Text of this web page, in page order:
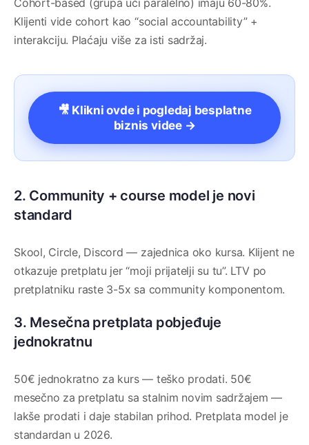
Cohort-based (grupa uči paralelno) imaju 60-80%.
Klijenti vide cohort kao “social accountability” +
interakciju. Plaćaju više za isti sadržaj.
🎥 Klikni ovde i pogledaj besplatne
biznis videe →
2. Community + course model je novi
standard
Skool, Circle, Discord — zajednica oko kursa. Klijent ne
otkazuje pretplatu jer “moji prijatelji su tu”. LTV po
pretplatniku raste 3-5x sa community komponentom.
3. Mesečna pretplata pobjeđuje
jednokratnu
50€ jednokratno za kurs — teško prodati. 50€
mesečno za pretplatu sa stalnim novim sadržajem —
lakše prodati i daje stabilan prihod. Pretplata model je
standardan u 2026.